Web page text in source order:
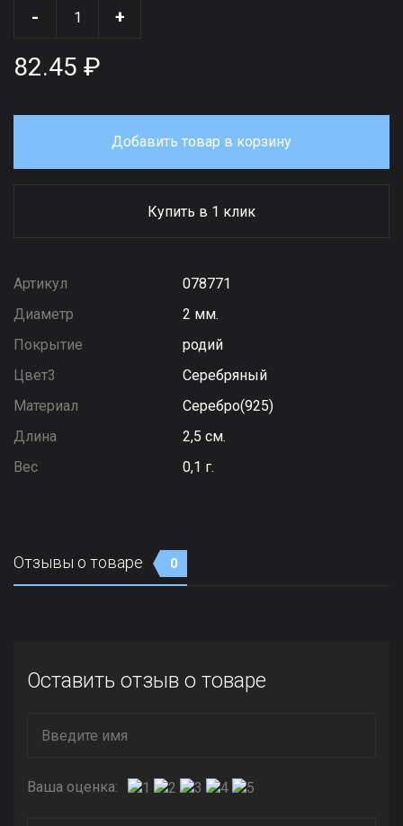
- +
82.45 ₽
Добавить товар в корзину
Купить в 1 клик
Артикул
078771
Диаметр
2 мм.
Покрытие
родий
Цвет3
Серебряный
Материал
Серебро(925)
Длина
2,5 см.
Вес
0,1 г.
Отзывы о товаре 0
Оставить отзыв о товаре
Ваша оценка: